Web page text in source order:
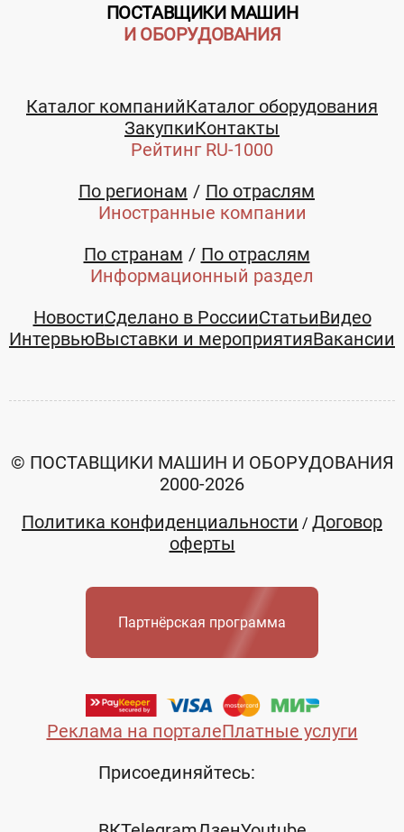
ПОСТАВЩИКИ МАШИН
И ОБОРУДОВАНИЯ
Каталог компанийКаталог оборудования
ЗакупкиКонтакты
Рейтинг RU-1000
По регионам
По отраслям
Иностранные компании
По странам
По отраслям
Информационный раздел
НовостиСделано в РоссииСтатьиВидео
ИнтервьюВыставки и мероприятияВакансии
Реклама на порталеПлатные услуги
© ПОСТАВЩИКИ МАШИН И ОБОРУДОВАНИЯ
2000-2026
Политика конфиденциальности / Договор
оферты
Партнёрская программа
Присоединяйтесь: